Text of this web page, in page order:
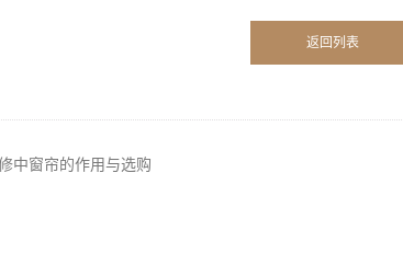
返回列表
中窗帘的作用与选购